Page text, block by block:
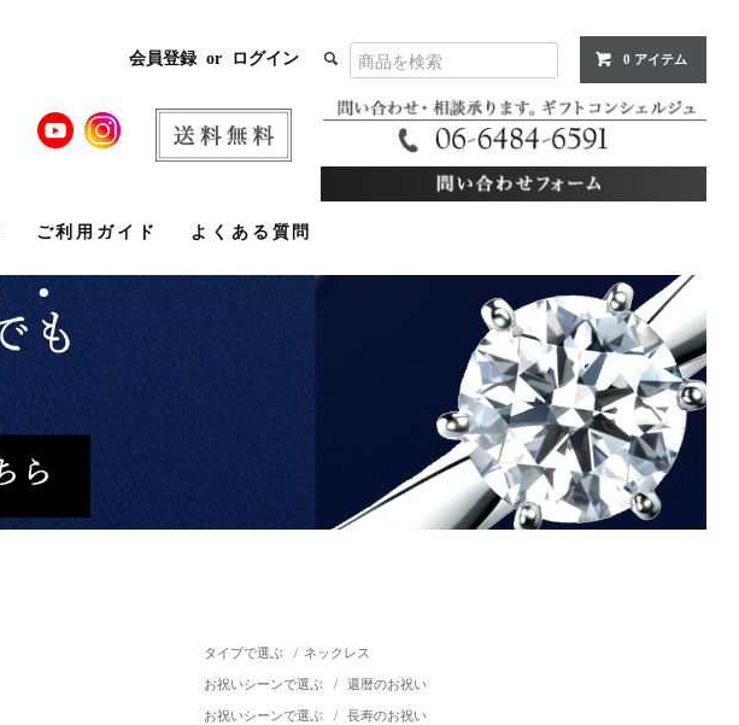
会員登録 or ログイン 0 アイテム
ご利用ガイド よくある質問
タイプで選ぶ / ネックレス
お祝いシーンで選ぶ / 還暦のお祝い
お祝いシーンで選ぶ / 長寿のお祝い